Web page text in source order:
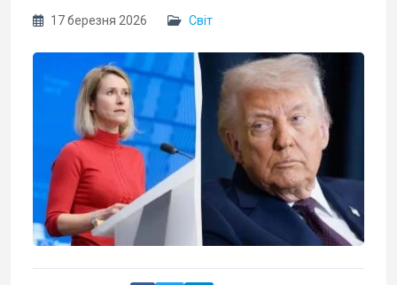
17 березня 2026 Світ